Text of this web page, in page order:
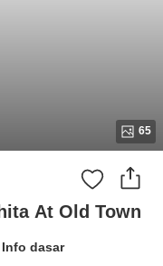
65
At Old Town
Info dasar